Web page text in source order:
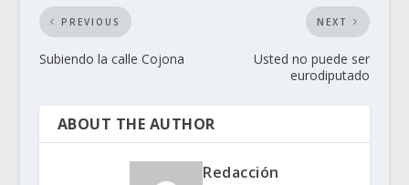
PREVIOUS
Subiendo la calle Cojona
NEXT
Usted no puede ser
eurodiputado
ABOUT THE AUTHOR
Redacción